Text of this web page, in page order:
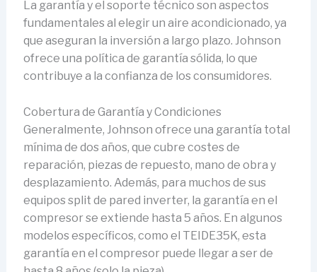
La garantía y el soporte técnico son aspectos
fundamentales al elegir un aire acondicionado, ya
que aseguran la inversión a largo plazo. Johnson
ofrece una política de garantía sólida, lo que
contribuye a la confianza de los consumidores.
Cobertura de Garantía y Condiciones
Generalmente, Johnson ofrece una garantía total
mínima de dos años, que cubre costes de
reparación, piezas de repuesto, mano de obra y
desplazamiento. Además, para muchos de sus
equipos split de pared inverter, la garantía en el
compresor se extiende hasta 5 años. En algunos
modelos específicos, como el TEIDE35K, esta
garantía en el compresor puede llegar a ser de